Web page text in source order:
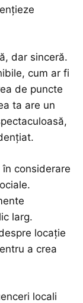
dar sinceră.
cum ar fi
de puncte
ta are un
considerare
larg.
locație
a crea
locali